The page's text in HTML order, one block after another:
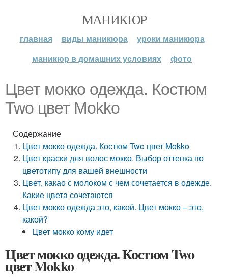
МАНИКЮР
главная виды маникюра
уроки маникюра
маникюр в домашних условиях
фото
Цвет мокко одежда. Костюм
Two цвет Mokko
Содержание
Цвет мокко одежда. Костюм Two цвет Mokko
Цвет краски для волос мокко. Выбор оттенка по
цветотипу для вашей внешности
Цвет, какао с молоком с чем сочетается в одежде.
Какие цвета сочетаются
Цвет мокко одежда это, какой. Цвет мокко – это,
какой?
Цвет мокко кому идет
Цвет мокко одежда. Костюм Two
цвет Mokko